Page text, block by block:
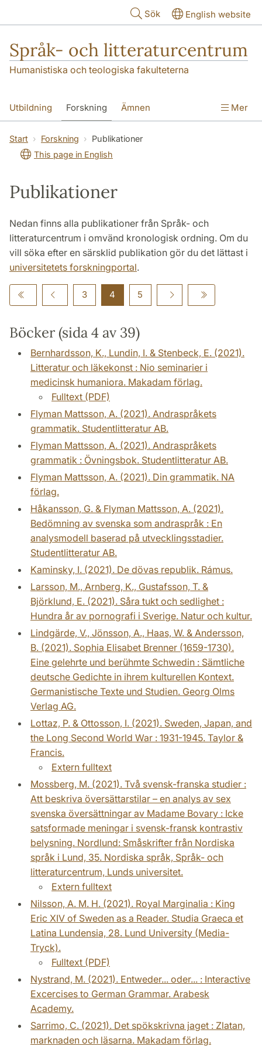
Sök English website
Språk- och litteraturcentrum
Humanistiska och teologiska fakulteterna
Utbildning Forskning Ämnen
SOL-husen Kontakt Institutionen
översättning till svenska
Mer
Start Forskning
Publikationer
This page in English
Publikationer
Nedan finns alla publikationer från Språk- och
litteraturcentrum i omvänd kronologisk ordning. Om du
vill söka efter en särsklid publikation gör du det lättast i
universitetets forskningportal.
3 4 5
Böcker (sida 4 av 39)
Bernhardsson, K., Lundin, I. & Stenbeck, E. (2021).
Litteratur och läkekonst : Nio seminarier i
medicinsk humaniora. Makadam förlag.
Fulltext (PDF)
Flyman Mattsson, A. (2021). Andraspråkets
grammatik. Studentlitteratur AB.
Flyman Mattsson, A. (2021). Andraspråkets
grammatik : Övningsbok. Studentlitteratur AB.
Flyman Mattsson, A. (2021). Din grammatik. NA
förlag.
Håkansson, G. & Flyman Mattsson, A. (2021).
Bedömning av svenska som andraspråk : En
analysmodell baserad på utvecklingsstadier.
Studentlitteratur AB.
Kaminsky, I. (2021). De dövas republik. Rámus.
Larsson, M., Arnberg, K., Gustafsson, T. &
Björklund, E. (2021). Såra tukt och sedlighet :
Hundra år av pornografi i Sverige. Natur och kultur.
Lindgärde, V., Jönsson, A., Haas, W. & Andersson,
B. (2021). Sophia Elisabet Brenner (1659-1730).
Eine gelehrte und berühmte Schwedin : Sämtliche
deutsche Gedichte in ihrem kulturellen Kontext.
Germanistische Texte und Studien. Georg Olms
Verlag AG.
Lottaz, P. & Ottosson, I. (2021). Sweden, Japan, and
the Long Second World War : 1931-1945. Taylor &
Francis.
Extern fulltext
Mossberg, M. (2021). Två svensk-franska studier :
Att beskriva översättarstilar – en analys av sex
svenska översättningar av Madame Bovary : Icke
satsformade meningar i svensk-fransk kontrastiv
belysning. Nordlund: Småskrifter från Nordiska
språk i Lund, 35. Nordiska språk, Språk- och
litteraturcentrum, Lunds universitet.
Extern fulltext
Nilsson, A. M. H. (2021). Royal Marginalia : King
Eric XIV of Sweden as a Reader. Studia Graeca et
Latina Lundensia, 28. Lund University (Media-
Tryck).
Fulltext (PDF)
Nystrand, M. (2021). Entweder... oder... : Interactive
Excercises to German Grammar. Arabesk
Academy.
Sarrimo, C. (2021). Det spökskrivna jaget : Zlatan,
marknaden och läsarna. Makadam förlag.